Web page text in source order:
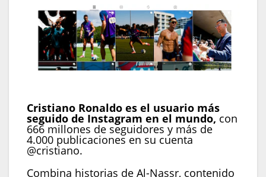
Cristiano Ronaldo es el usuario más
seguido de Instagram en el mundo, con
666 millones de seguidores y más de
4.000 publicaciones en su cuenta
@cristiano.
Combina historias de Al-Nassr, contenido